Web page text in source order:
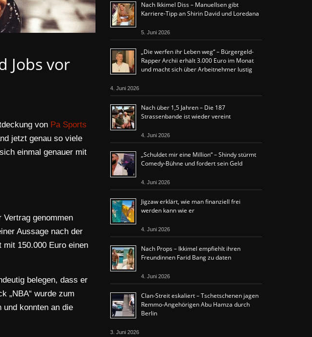
Jobs vor
von Pa Sports
jetzt genau so viele
einmal genauer mit
Vertrag genommen
Aussage nach der
150.000 Euro einen
belegen, dass er
„NBA“ wurde zum
und konnten an die
Nach Ikkimel Diss – Manuellsen gibt
Karriere-Tipp an Shirin David und Loredana
5. Juni 2026
„Die werfen ihr Leben weg“ – Bürgergeld-
Rapper Archii erhält 3.000 Euro im Monat
und macht sich über Arbeitnehmer lustig
4. Juni 2026
Nach über 1,5 Jahren – Die 187
Strassenbande ist wieder vereint
4. Juni 2026
„Schuldet mir eine Million“ – Shindy stürmt
Comedy-Bühne und fordert sein Geld
4. Juni 2026
Jigzaw erklärt, wie man finanziell frei
werden kann wie er
4. Juni 2026
Nach Props – Ikkimel empfiehlt ihren
Freundinnen Farid Bang zu daten
4. Juni 2026
Clan-Streit eskaliert – Tschetschenen jagen
Remmo-Angehörigen Abu Hamza durch
Berlin
3. Juni 2026